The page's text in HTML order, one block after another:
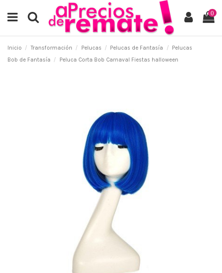
0
Inicio Transformación Pelucas Pelucas de Fantasía
Pelucas
Bob de Fantasía
Peluca Corta Bob Carnaval Fiestas halloween